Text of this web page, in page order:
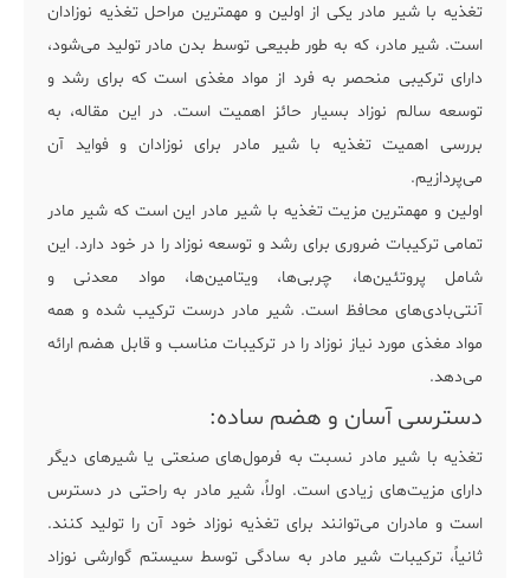
تغذیه با شیر مادر یکی از اولین و مهمترین مراحل تغذیه نوزادان
است. شیر مادر، که به طور طبیعی توسط بدن مادر تولید می‌شود،
دارای ترکیبی منحصر به فرد از مواد مغذی است که برای رشد و
توسعه سالم نوزاد بسیار حائز اهمیت است. در این مقاله، به
بررسی اهمیت تغذیه با شیر مادر برای نوزادان و فواید آن
می‌پردازیم.
اولین و مهمترین مزیت تغذیه با شیر مادر این است که شیر مادر
تمامی ترکیبات ضروری برای رشد و توسعه نوزاد را در خود دارد. این
شامل پروتئین‌ها، چربی‌ها، ویتامین‌ها، مواد معدنی و
آنتی‌بادی‌های محافظ است. شیر مادر درست ترکیب شده و همه
مواد مغذی مورد نیاز نوزاد را در ترکیبات مناسب و قابل هضم ارائه
می‌دهد.
دسترسی آسان و هضم ساده:
تغذیه با شیر مادر نسبت به فرمول‌های صنعتی یا شیرهای دیگر
دارای مزیت‌های زیادی است. اولاً، شیر مادر به راحتی در دسترس
است و مادران می‌توانند برای تغذیه نوزاد خود آن را تولید کنند.
ثانیاً، ترکیبات شیر مادر به سادگی توسط سیستم گوارشی نوزاد